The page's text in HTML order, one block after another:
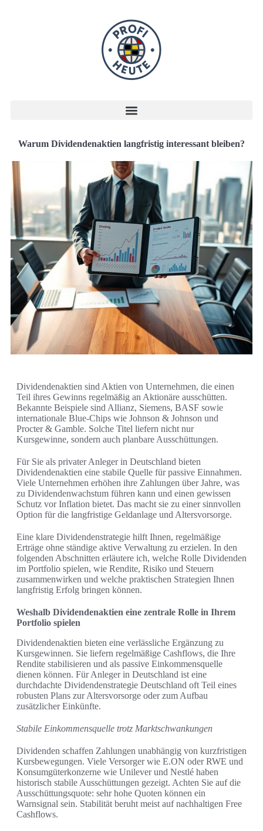
Warum Dividendenaktien langfristig interessant bleiben?
Dividendenaktien sind Aktien von Unternehmen, die einen
Teil ihres Gewinns regelmäßig an Aktionäre ausschütten.
Bekannte Beispiele sind Allianz, Siemens, BASF sowie
internationale Blue-Chips wie Johnson & Johnson und
Procter & Gamble. Solche Titel liefern nicht nur
Kursgewinne, sondern auch planbare Ausschüttungen.
Für Sie als privater Anleger in Deutschland bieten
Dividendenaktien eine stabile Quelle für passive Einnahmen.
Viele Unternehmen erhöhen ihre Zahlungen über Jahre, was
zu Dividendenwachstum führen kann und einen gewissen
Schutz vor Inflation bietet. Das macht sie zu einer sinnvollen
Option für die langfristige Geldanlage und Altersvorsorge.
Eine klare Dividendenstrategie hilft Ihnen, regelmäßige
Erträge ohne ständige aktive Verwaltung zu erzielen. In den
folgenden Abschnitten erläutere ich, welche Rolle Dividenden
im Portfolio spielen, wie Rendite, Risiko und Steuern
zusammenwirken und welche praktischen Strategien Ihnen
langfristig Erfolg bringen können.
Weshalb Dividendenaktien eine zentrale Rolle in Ihrem
Portfolio spielen
Dividendenaktien bieten eine verlässliche Ergänzung zu
Kursgewinnen. Sie liefern regelmäßige Cashflows, die Ihre
Rendite stabilisieren und als passive Einkommensquelle
dienen können. Für Anleger in Deutschland ist eine
durchdachte Dividendenstrategie Deutschland oft Teil eines
robusten Plans zur Altersvorsorge oder zum Aufbau
zusätzlicher Einkünfte.
Stabile Einkommensquelle trotz Marktschwankungen
Dividenden schaffen Zahlungen unabhängig von kurzfristigen
Kursbewegungen. Viele Versorger wie E.ON oder RWE und
Konsumgüterkonzerne wie Unilever und Nestlé haben
historisch stabile Ausschüttungen gezeigt. Achten Sie auf die
Ausschüttungsquote: sehr hohe Quoten können ein
Warnsignal sein. Stabilität beruht meist auf nachhaltigen Free
Cashflows.